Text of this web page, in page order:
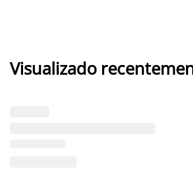
Visualizado